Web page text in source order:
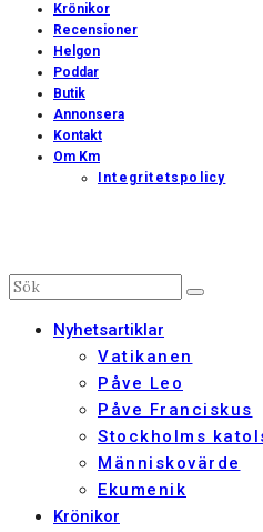
Krönikor
Recensioner
Helgon
Poddar
Butik
Annonsera
Kontakt
Om Km
Integritetspolicy
Nyhetsartiklar
Vatikanen
Påve Leo
Påve Franciskus
Stockholms
Människovärde
Ekumenik
Krönikor